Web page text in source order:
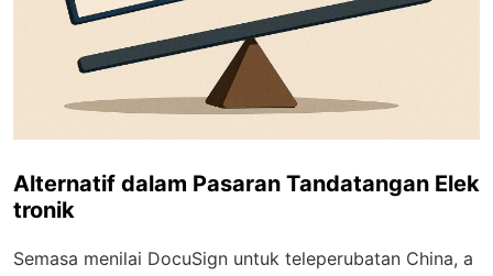
Alternatif dalam Pasaran Tandatangan Elek
tronik
Semasa menilai DocuSign untuk teleperubatan China, a